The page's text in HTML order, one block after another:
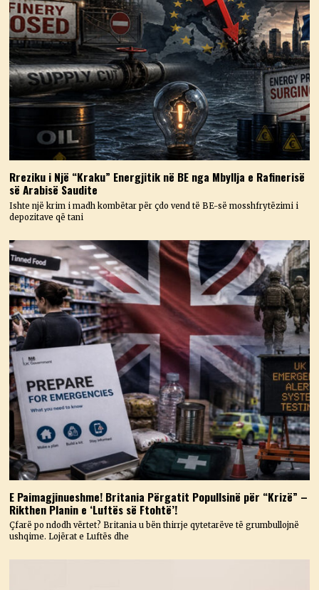
Rreziku i Një “Kraku” Energjitik në BE nga Mbyllja e Rafinerisë
së Arabisë Saudite
Ishte një krim i madh kombëtar për çdo vend të BE-së mosshfrytëzimi i
depozitave që tani
E Paimagjinueshme! Britania Përgatit Popullsinë për “Krizë” –
Rikthen Planin e ‘Luftës së Ftohtë’!
Çfarë po ndodh vërtet? Britania u bën thirrje qytetarëve të grumbullojnë
ushqime. Lojërat e Luftës dhe